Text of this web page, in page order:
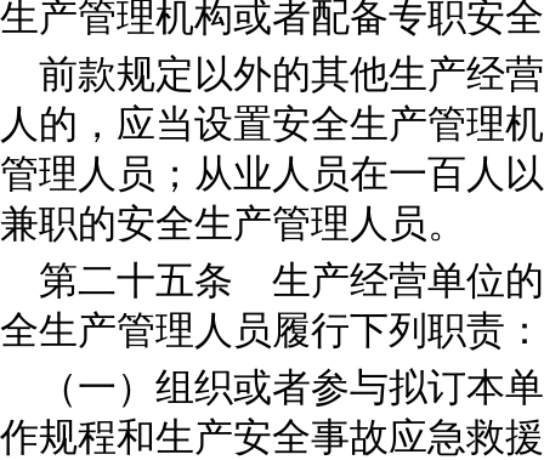
生产管理机构或者配备专职安
前款规定以外的其他生产经
人的，应当设置安全生产管理
管理人员；从业人员在一百人
兼职的安全生产管理人员。
第二十五条 生产经营单位
全生产管理人员履行下列职责：
（一）组织或者参与拟订本
作规程和生产安全事故应急救